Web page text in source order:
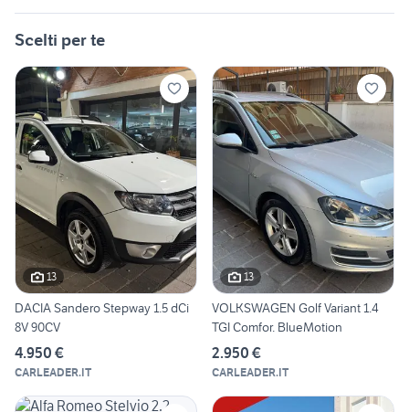
Scelti per te
13
DACIA Sandero Stepway 1.5 dCi
8V 90CV
4.950 €
CARLEADER.IT
13
VOLKSWAGEN Golf Variant 1.4
TGI Comfor. BlueMotion
2.950 €
CARLEADER.IT